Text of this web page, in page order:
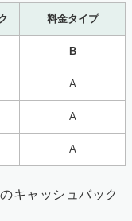
料金タイプ
B
A
A
A
キャッシュバック